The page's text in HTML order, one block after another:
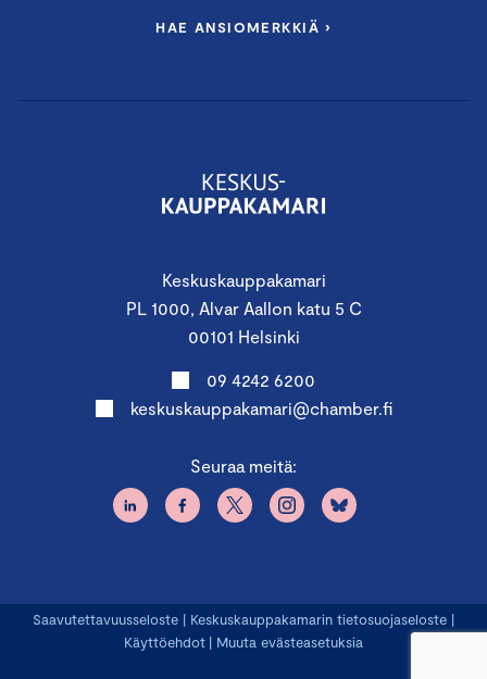
Keskuskauppakamari
PL 1000, Alvar Aallon katu 5 C
00101 Helsinki
09 4242 6200
keskuskauppakamari@chamber.fi
Seuraa meitä:
HAE ANSIOMERKKIÄ ›
Saavutettavuusseloste | Keskuskauppakamarin tietosuojaseloste |
Käyttöehdot | Muuta evästeasetuksia